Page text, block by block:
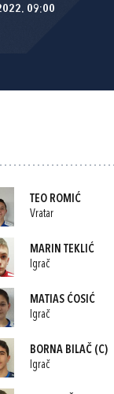
09:00
TEO ROMIĆ
Vratar
MARIN TEKLIĆ
Igrač
MATIAS ĆOSIĆ
Igrač
BORNA BILAČ(C)
Igrač